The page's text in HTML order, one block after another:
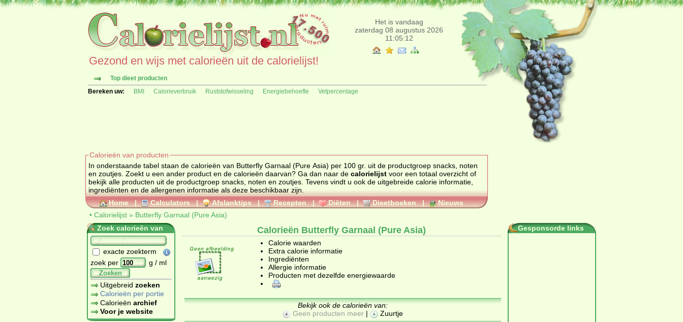
Het is vandaag
zaterdag 08 augustus 2026
11:05:12
Gezond en wijs met calorieën uit de calorielijst!
Top dieet producten
Bereken uw:
BMI Calorieverbruik Ruststofwisseling Energiebehoefte Vetpercentage
Calorieën van producten
In onderstaande tabel staan de calorieën van Butterfly Garnaal (Pure Asia) per 100 gr. uit de productgroep snacks, noten
en zoutjes. Zoekt u een ander product en de calorieën daarvan? Ga dan naar de calorielijst voor een totaal overzicht of
bekijk alle producten uit de productgroep snacks, noten en zoutjes
ingrediënten en de allergenen informatie als deze beschikbaar zijn.
Home | Calculators | Afslanktips | Recepten | Diëten | Dieetboeken |
Nieuws
• Calorielijst » Butterfly Garnaal (Pure Asia)
Zoek calorieën van
exacte zoekterm
zoek per
g / ml
Zoeken
Uitgebreid zoeken
Calorieën per portie
Calorieën archief
Voor je website
Calorieën Butterfly Garnaal (Pure Asia)
Calorie waarden
Extra calorie informatie
Ingrediënten
Allergie informatie
Producten met dezelfde energiewaarde
Bekijk ook de calorieën van:
Geen producten meer | Zuurtje
Gesponsorde links